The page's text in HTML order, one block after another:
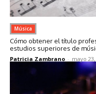
Música
Cómo obtener el título
estudios superiores de
Patricia Zambrano - mayo